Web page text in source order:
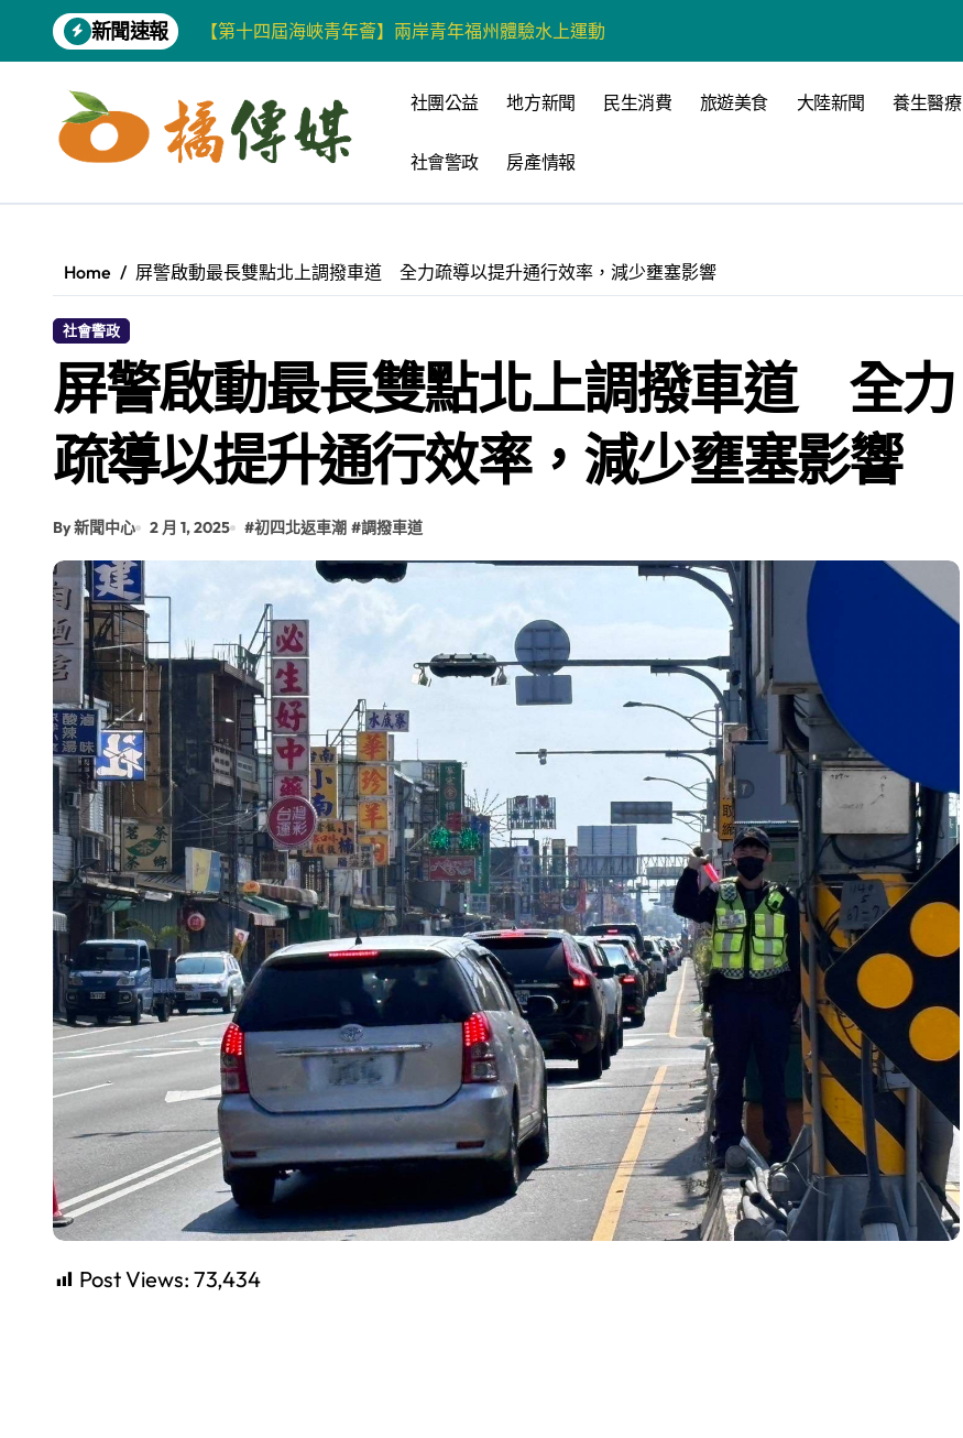
content
新聞速報
【第十四屆海峽青年薈】兩岸青年福州體驗水上運動
兩岸青年齊聚福州共話農文旅融合發展
藍綠市長參選人對無人載具條例互批 柯志恩：國民黨版才是「國防+產業」務實版
爭取原住民選票 柯志恩提原民5大政策 打造城鄉共好高雄
港都文藝學會首辦蓮池潭文學營 支持高雄文學再出發
《讀者》8月號新聞焦點 【錦瑟】
四川雅安 千年古剎雲峰寺
張老師發表「青少年家庭氣氛與心理安全感調查報告」 若遇壓力僅12%青少年會向家人傾訴
增殖放流超65萬尾魚苗 兩岸學生共營環保生態環境
社團公益 地方新聞 民生消費 旅遊美食 大陸新聞 養生醫療
社會警政 房產情報
Home 屏警啟動最長雙點北上調撥車道 全力疏導以提升通行效率，減少壅塞影響
社會警政
屏警啟動最長雙點北上調撥車道 全力
疏導以提升通行效率，減少壅塞影響
By 新聞中心 2 月 1, 2025 #初四北返車潮 #調撥車道
Post Views: 73,434